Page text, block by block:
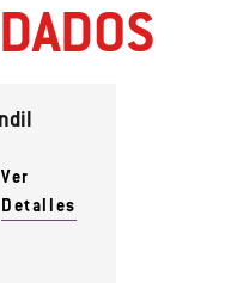
Ver
Detalles